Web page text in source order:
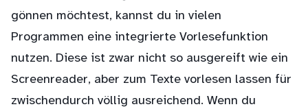
gönnen möchtest, kannst du in vielen
Programmen eine integrierte Vorlesefunktion
nutzen. Diese ist zwar nicht so ausgereift wie ein
Screenreader, aber zum Texte vorlesen lassen für
zwischendurch völlig ausreichend. Wenn du